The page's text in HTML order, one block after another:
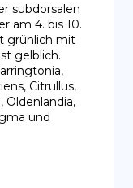
subdorsalen
am 4. bis 10.
grünlich mit
gelblich.
Citrullus,
Oldenlandia,
und